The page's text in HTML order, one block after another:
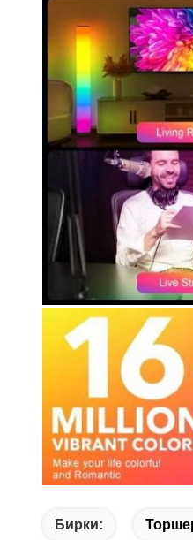
Бирки: